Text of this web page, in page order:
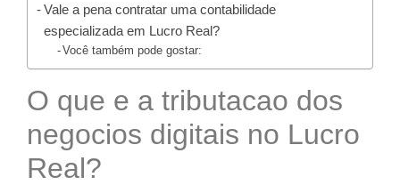
Vale a pena contratar uma contabilidade
especializada em Lucro Real?
Você também pode gostar:
O que e a tributacao dos
negocios digitais no Lucro
Real?